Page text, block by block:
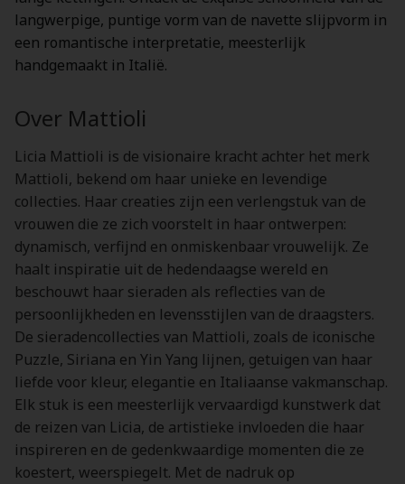
langwerpige, puntige vorm van de navette slijpvorm in
een romantische interpretatie, meesterlijk
handgemaakt in Italië.
Over Mattioli
Licia Mattioli is de visionaire kracht achter het merk
Mattioli, bekend om haar unieke en levendige
collecties. Haar creaties zijn een verlengstuk van de
vrouwen die ze zich voorstelt in haar ontwerpen:
dynamisch, verfijnd en onmiskenbaar vrouwelijk. Ze
haalt inspiratie uit de hedendaagse wereld en
beschouwt haar sieraden als reflecties van de
persoonlijkheden en levensstijlen van de draagsters.
De sieradencollecties van Mattioli, zoals de iconische
Puzzle, Siriana en Yin Yang lijnen, getuigen van haar
liefde voor kleur, elegantie en Italiaanse vakmanschap.
Elk stuk is een meesterlijk vervaardigd kunstwerk dat
de reizen van Licia, de artistieke invloeden die haar
inspireren en de gedenkwaardige momenten die ze
koestert, weerspiegelt. Met de nadruk op